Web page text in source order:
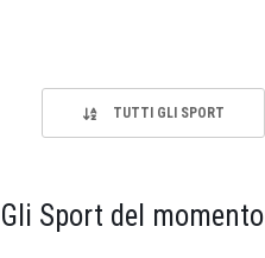
TUTTI GLI SPORT
Gli Sport del momento